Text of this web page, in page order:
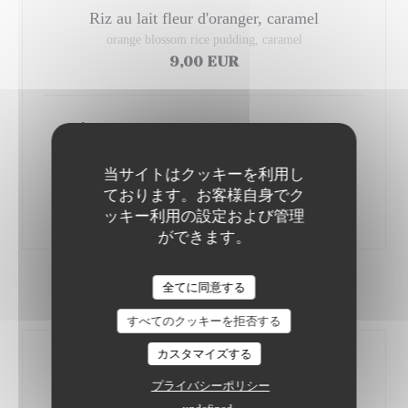
当サイトはクッキーを利用し
ております。お客様自身でク
ッキー利用の設定および管理
ができます。
全てに同意する
すべてのクッキーを拒否する
カスタマイズする
プライバシーポリシー
Riz au lait fleur d'oranger, caramel
orange blossom rice pudding, caramel
9,00 EUR
Gâteau aux pommes, caramel, chouchou,
Apple cake, caramel, peanuts praline, apple-vanilla
marmelade
10,00 EUR
LE MARCHÉ
Entrée - plat ou plat - dessert
Du Mercredi au Vendredi au déjeuner uniquement (Hors